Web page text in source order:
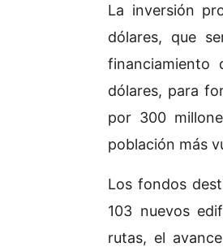
La inversión
dólares, que
financiamiento
dólares, para
por 300
población más
Los fondos
103 nuevos
rutas, el